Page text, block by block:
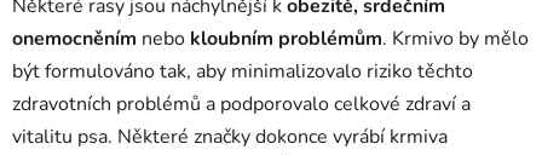
Některé rasy jsou náchylnější kobezitě, srdečním
onemocněním nebo kloubním problémům. Krmivo by mělo
být formulováno tak, aby minimalizovalo riziko těchto
zdravotních problémů a podporovalo celkové zdraví a
vitalitu psa. Některé značky dokonce vyrábí krmiva